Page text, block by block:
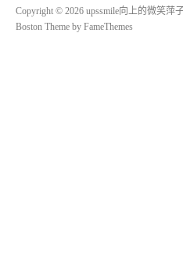
Copyright © 2026 upssmile向上的微笑萍
Boston Theme by FameThemes